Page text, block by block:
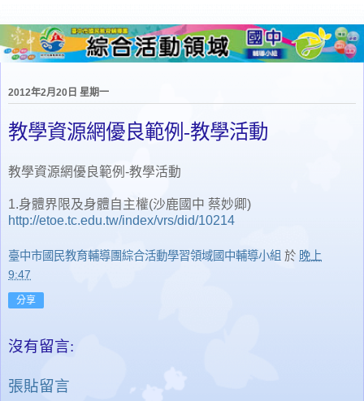
2012年2月20日 星期一
教學資源網優良範例-教學活動
教學資源網優良範例-教學活動
1.身體界限及身體自主權(沙鹿國中 蔡妙卿)
http://etoe.tc.edu.tw/index/vrs/did/10214
臺中市國民教育輔導團綜合活動學習領域國中輔導小組 於 晚上
9:47
分享
沒有留言:
張貼留言